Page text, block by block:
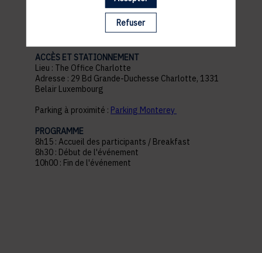
pratiques
ACCÈS ET STATIONNEMENT
Lieu : The Office Charlotte
Adresse : 29 Bd Grande-Duchesse Charlotte, 1331
Belair Luxembourg
Parking à proximité : Parking Monterey
PROGRAMME
8h15 : Accueil des participants / Breakfast
8h30 : Début de l'événement
10h00 : Fin de l'événement
Refuser